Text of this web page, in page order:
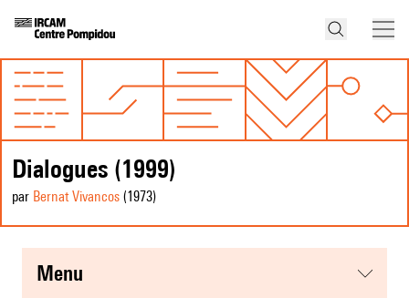
Dialogues (1999)
par Bernat Vivancos (1973)
menu